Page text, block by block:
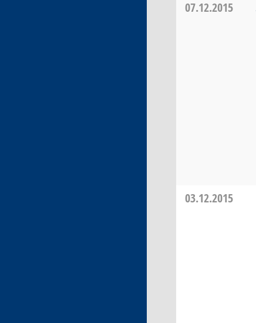
07.12.2015
03.12.2015